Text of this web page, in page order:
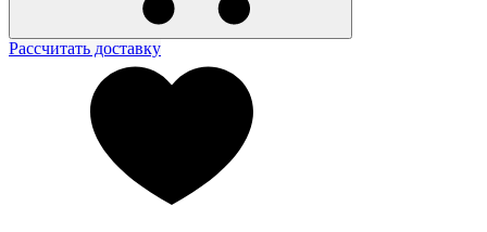
Рассчитать доставку